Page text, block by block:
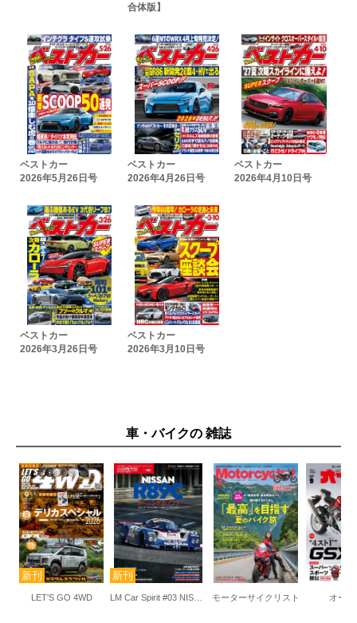
合体版】
ベストカー
2026年5月26日号
ベストカー
2026年4月26日号
ベストカー
2026年4月10日号
ベストカー
2026年3月26日号
ベストカー
2026年3月10日号
車・バイクの 雑誌
LET'S GO 4WD モーターサイクリスト オー